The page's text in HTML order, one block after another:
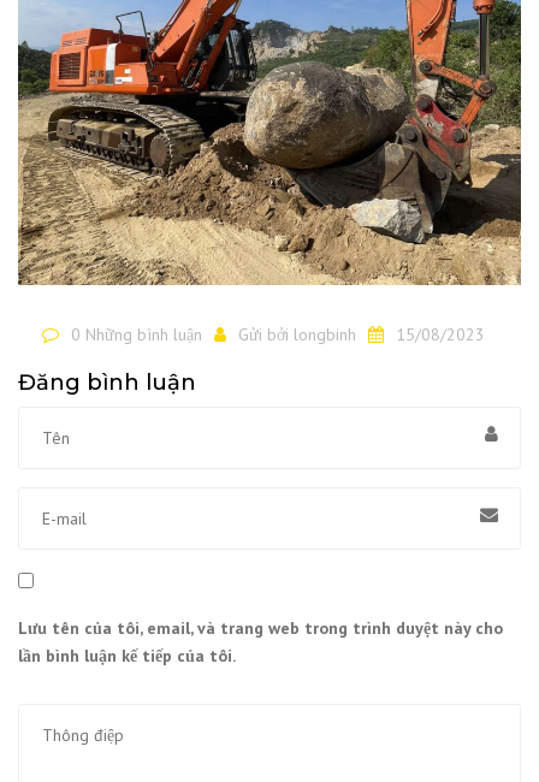
0 Những bình luận Gửi bởi longbinh 15/08/2023
Đăng bình luận
Lưu tên của tôi, email, và trang web trong trình duyệt này cho
lần bình luận kế tiếp của tôi.